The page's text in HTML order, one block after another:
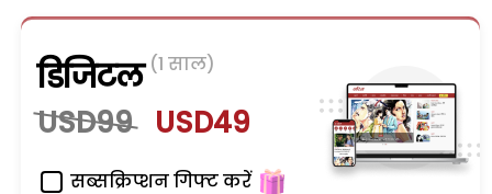
डिजिटल (1 साल)
USD99 USD49
सब्सक्रिप्शन गिफ्ट करें